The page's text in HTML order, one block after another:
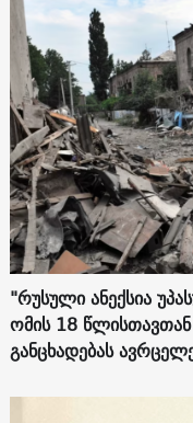
"რუსული ანექსია
ომის 18
განცხადებას